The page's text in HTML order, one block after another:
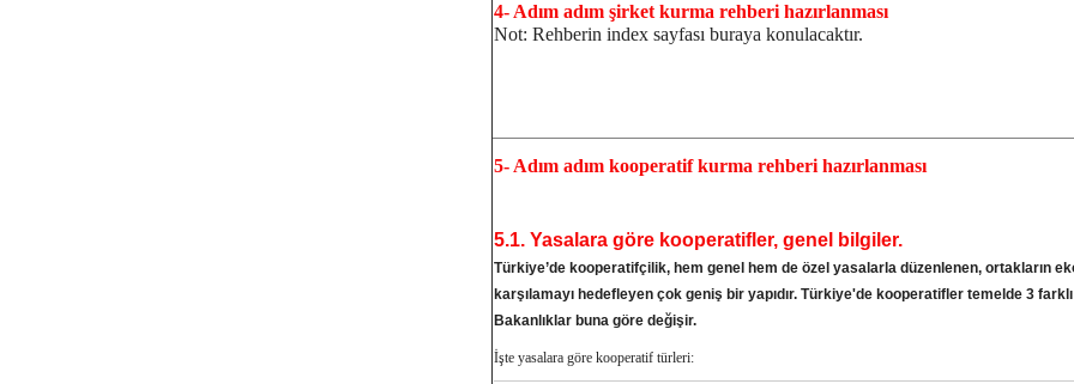
4- Adım adım şirket kurma rehberi hazırlanması
Not: Rehberin index sayfası buraya konulacaktır.
5- Adım adım kooperatif kurma rehberi hazırlanması
5.1. Yasalara göre kooperatifler, genel bilgiler.
Türkiye’de kooperatifçilik, hem genel hem de özel yasalarla düzenlenen, ortakların
karşılamayı hedefleyen çok geniş bir yapıdır. Türkiye'de kooperatifler temelde 3
Bakanlıklar buna göre değişir.
İşte yasalara göre kooperatif türleri: